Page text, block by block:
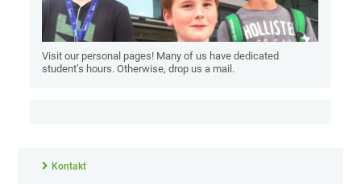
Visit our personal pages! Many of us have dedicated
student’s hours. Otherwise, drop us a mail.
Kontakt